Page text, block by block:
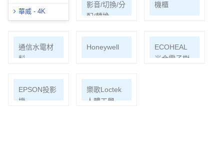
華威 - 4K
影音/切換/分
配/轉換
機櫃
通信水電材
料
Honeywell
ECOHEAL
光合電子樹
EPSON投影
機
樂歌Loctek
人體工學